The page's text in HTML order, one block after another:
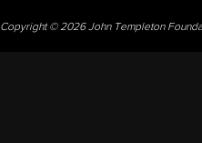
Copyright © 2026 John Templeton